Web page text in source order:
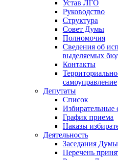
Устав ЛГО
Руководство
Структура
Совет Думы
Полномочия
Сведения об
выделяемых
Контакты
самоуправление
Депутаты
Список
Избирательные
График приема
Наказы
Деятельность
Заседания
Перечень